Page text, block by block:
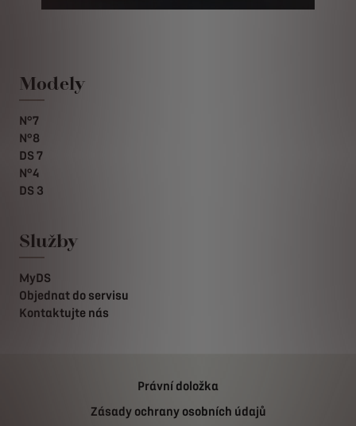
Modely
N°7
N°8
DS 7
N°4
DS 3
Služby
MyDS
Objednat do servisu
Kontaktujte nás
Právní doložka
Zásady ochrany osobních údajů